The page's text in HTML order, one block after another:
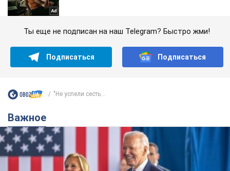
Ты еще не подписан на наш Telegram? Быстро жми!
Подписаться Подписаться
"Не успели сесть...
Важное